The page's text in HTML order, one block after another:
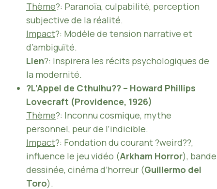
Thème?: Paranoïa, culpabilité, perception
subjective de la réalité.
Impact?: Modèle de tension narrative et
d’ambiguïté.
Lien?: Inspirera les récits psychologiques de
la modernité.
?L’Appel de Cthulhu?? – Howard Phillips
Lovecraft (Providence, 1926)
Thème?: Inconnu cosmique, mythe
personnel, peur de l’indicible.
Impact?: Fondation du courant ?weird??,
influence le jeu vidéo (Arkham Horror), bande
dessinée, cinéma d’horreur (Guillermo del
Toro).